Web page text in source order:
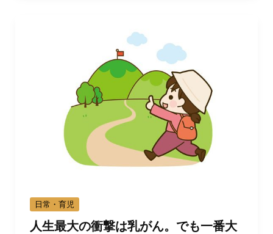
日常・育児
人生最大の衝撃は乳がん。でも一番大